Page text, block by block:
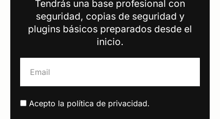
Tendrás una base profesional con
seguridad, copias de seguridad y
plugins básicos preparados desde el
inicio.
Acepto la política de privacidad.